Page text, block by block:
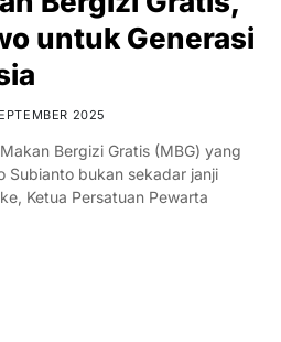
untuk Generasi
2025
Bergizi Gratis (MBG) yang
Subianto bukan sekadar janji
Ketua Persatuan Pewarta